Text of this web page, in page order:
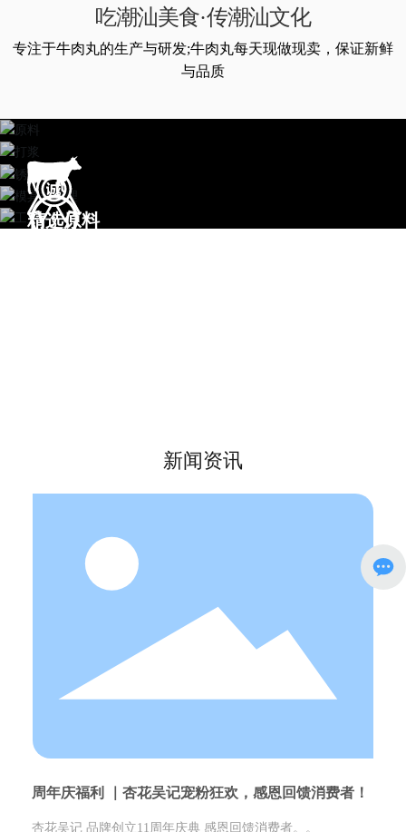
吃潮汕美食·传潮汕文化
专注于牛肉丸的生产与研发;牛肉丸每天现做现卖，保证新鲜
与品质
精选原料
新闻资讯
周年庆福利 ｜杏花吴记宠粉狂欢，感恩回馈消费者！
杏花吴记 品牌创立11周年庆典 感恩回馈消费者。。